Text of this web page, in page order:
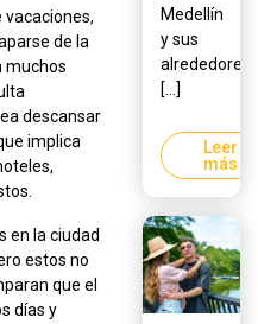
vacaciones,
de la
muchos
descansar
implica
en la ciudad
estos no
que el
días y
Medellín
y sus
alrededores,
[...]
Leer
más